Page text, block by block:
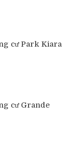
cư Park Kiara
cư Grande